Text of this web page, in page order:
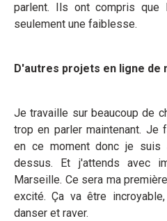
parlent. Ils ont compris que
seulement une faiblesse.
D'autres projets en ligne de
Je travaille sur beaucoup de
trop en parler maintenant. Je
en ce moment donc je suis
dessus. Et j'attends avec
Marseille. Ce sera ma
excité. Ça va être
danser et raver.